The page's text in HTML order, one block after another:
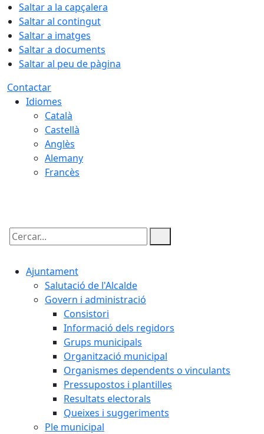
Saltar a la capçalera
Saltar al contingut
Saltar a imatges
Saltar a documents
Saltar al peu de pàgina
Contactar
Idiomes
Català
Castellà
Anglès
Alemany
Francès
Cercar:
Ajuntament
Salutació de l'Alcalde
Govern i administració
Consistori
Informació dels regidors
Grups municipals
Organització municipal
Organismes dependents o vinculants
Pressupostos i plantilles
Resultats electorals
Queixes i suggeriments
Ple municipal